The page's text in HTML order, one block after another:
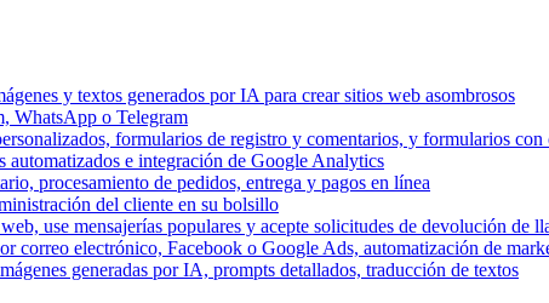
y textos generados por IA para crear sitios web asombrosos
WhatsApp o Telegram
formularios de registro y comentarios, y formularios con
automatizados e integración de Google Analytics
procesamiento de pedidos, entrega y pagos en línea
del cliente en su bolsillo
use mensajerías populares y acepte solicitudes de devolución de
correo electrónico, Facebook o Google Ads, automatización de
generadas por IA, prompts detallados, traducción de textos